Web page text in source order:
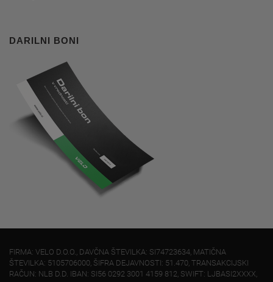
DARILNI BONI
FIRMA: VELO D.O.O., DAVČNA ŠTEVILKA: SI74723634, MATIČNA
ŠTEVILKA: 5105706000, ŠIFRA DEJAVNOSTI: 51.470, TRANSAKCIJSKI
RAČUN: NLB D.D. IBAN: SI56 0292 3001 4159 812, SWIFT: LJBASI2XXXX,